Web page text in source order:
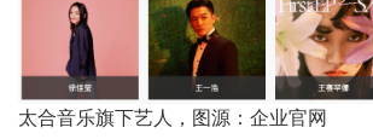
太合音乐旗下艺人，图源：企业官网